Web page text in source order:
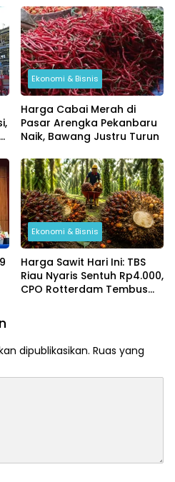
anak Muda
Ekonomi & Bisnis
Harga Cabai Merah di
Pasar Arengka Pekanbaru
Naik, Bawang Justru Turun
Ekonomi & Bisnis
Harga Sawit Hari Ini: TBS
Riau Nyaris Sentuh Rp4.000,
CPO Rotterdam Tembus
dipublikasikan. Ruas yang